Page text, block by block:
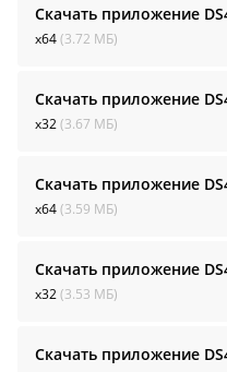
Скачать приложение
x64(3.72 МБ)
Скачать приложение
x32(3.67 МБ)
Скачать приложение
x64(3.59 МБ)
Скачать приложение
x32(3.53 МБ)
Скачать приложение